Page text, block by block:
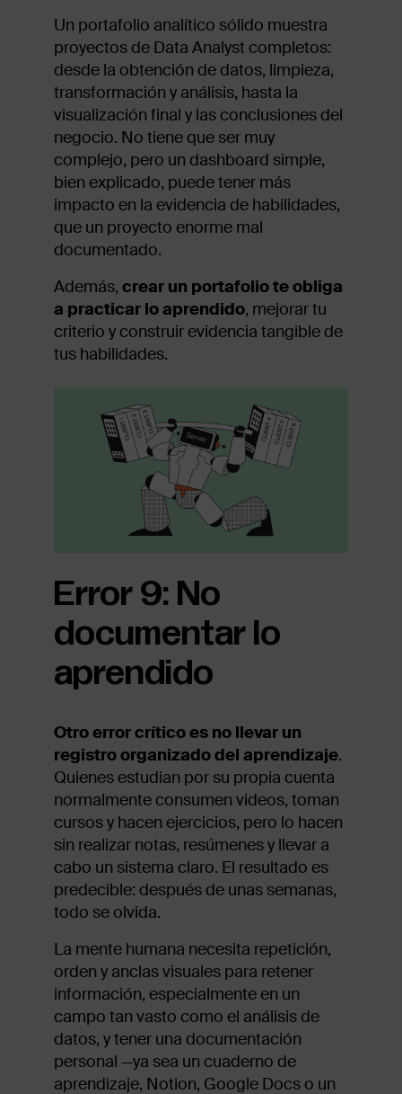
Un portafolio analítico sólido muestra
proyectos de Data Analyst completos:
desde la obtención de datos, limpieza,
transformación y análisis, hasta la
visualización final y las conclusiones del
negocio. No tiene que ser muy
complejo, pero un dashboard simple,
bien explicado, puede tener más
impacto en la evidencia de habilidades,
que un proyecto enorme mal
documentado.
Además, crear un portafolio te obliga
a practicar lo aprendido, mejorar tu
criterio y construir evidencia tangible de
tus habilidades.
Error 9: No
documentar lo
aprendido
Otro error crítico es no llevar un
registro organizado del aprendizaje.
Quienes estudian por su propia cuenta
normalmente consumen videos, toman
cursos y hacen ejercicios, pero lo hacen
sin realizar notas, resúmenes y llevar a
cabo un sistema claro. El resultado es
predecible: después de unas semanas,
todo se olvida.
La mente humana necesita repetición,
orden y anclas visuales para retener
información, especialmente en un
campo tan vasto como el análisis de
datos, y tener una documentación
personal —ya sea un cuaderno de
aprendizaje, Notion, Google Docs o un